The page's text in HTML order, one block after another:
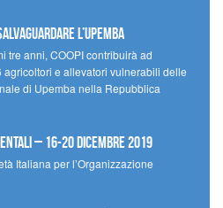
l’Upemba
tre anni, COOPI contribuirà ad
e allevatori vulnerabili delle
di Upemba nella Repubblica
– 16-20 Dicembre 2019
Italiana per l’Organizzazione